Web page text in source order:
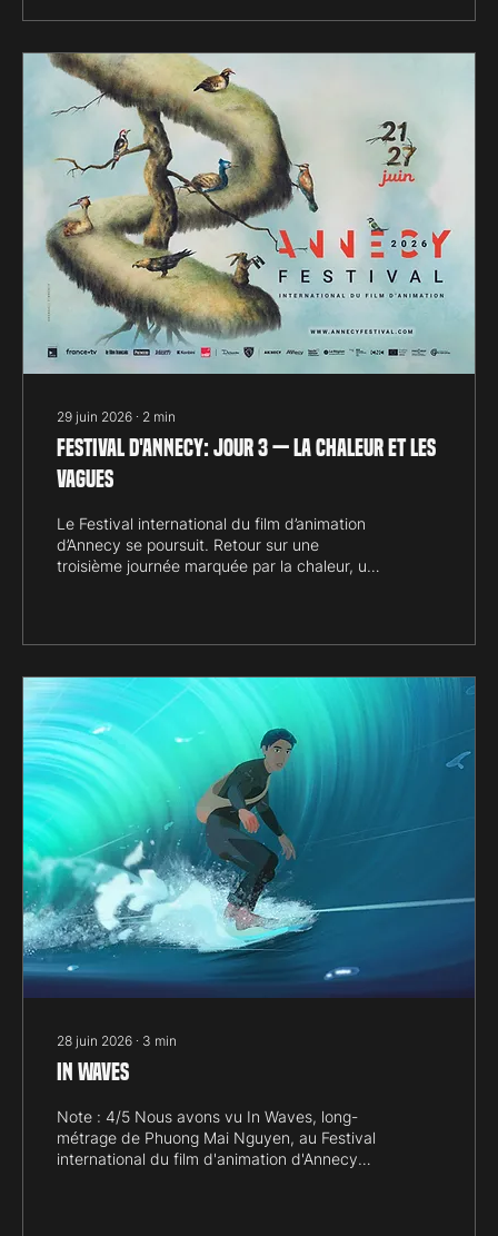
et Belén, deux gamins des rues, tentent
jeune femme libre et flamboyante dont le
brigadier José est tombé éperdument
amoureux. Le film s’inspire librement de
l’opéra-comique de Bizet, et en garde...
29 juin 2026 ∙ 2 min
Festival d'Annecy: jour 3 — la chaleur et les
vagues
Le Festival international du film d’animation
d’Annecy se poursuit. Retour sur une
troisième journée marquée par la chaleur, un
par la chaleur qui s’abat sur Annecy dès le
soi : l’air est lourd, le soleil frappe déjà fort, et
mon corps accumule la fatigue des nuits
courtes. La veille, couché entre minuit et une
heure du matin,...
28 juin 2026 ∙ 3 min
In Waves
Note : 4/5 Nous avons vu In Waves, long-
métrage de Phuong Mai Nguyen, au Festival
international du film d'animation d'Annecy